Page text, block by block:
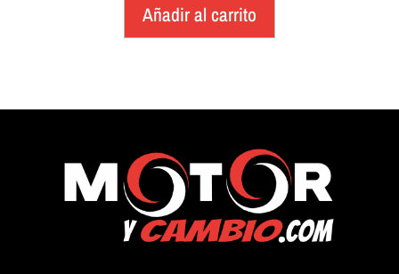
Añadir al carrito